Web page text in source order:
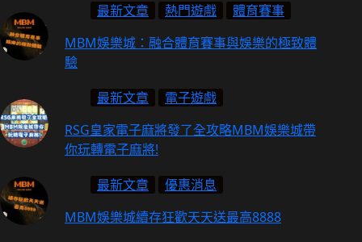
最新文章 熱門遊戲
體育賽事
MBM娛樂城：融合體育賽事與娛樂的極致體
驗
最新文章
電子遊戲
RSG皇家電子麻將發了全攻略MBM娛樂城帶
你玩轉電子麻將!
最新文章
優惠消息
MBM娛樂城續存狂歡天天送最高8888